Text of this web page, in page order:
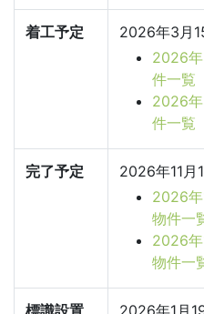
着工予定
2026年3月
2026
件一覧
2026
件一覧
完了予定
2026年11月
2026年
物件一
2026年
物件一
標識設置
2026年1月